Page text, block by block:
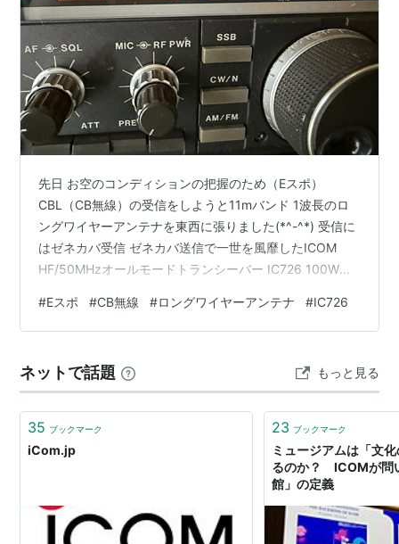
先日 お空のコンディションの把握のため（Eスポ）
CBL（CB無線）の受信をしようと11mバンド 1波長のロ
ングワイヤーアンテナを東西に張りました(*^-^*) 受信に
はゼネカバ受信 ゼネカバ送信で一世を風靡したICOM
HF/50MHzオールモードトランシーバー IC726 100W機
さずスルーで めちゃめちゃ聞こえますね というか もう
何十年前の無線機なのか！？？ ICOM IC726が正常動作
がロックしてしまっていて不動でした(´；ω；`)ｳｯ…
#Eスポ #CB無線 #ロングワイヤーアンテナ #IC726
ネットで話題 もっと見る
35 ブックマーク
iCom.jp
23 ブックマーク
ミュージアムは「文
るのか？ ICOMが問
館」の定義